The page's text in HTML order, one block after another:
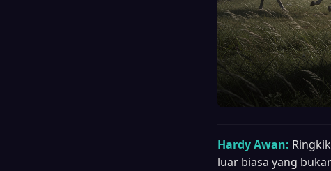
Hardy Awan:
luar biasa yang